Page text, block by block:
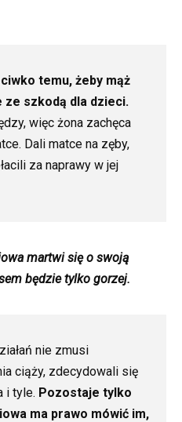
temu, żeby mąż
ze szkodą dla dzieci.
więc żona zachęca
Dali matce na zęby,
za naprawy w jej
martwi się o swoją
będzie tylko gorzej.
nie zmusi
ciąży, zdecydowali się
i tyle. Pozostaje tylko
ma prawo mówić im,